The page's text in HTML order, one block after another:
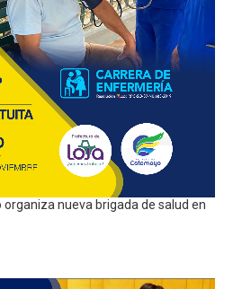
organiza nueva brigada de salud en